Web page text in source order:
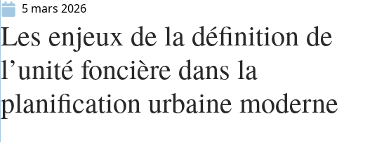
5 mars 2026
Les enjeux de la définition de
l’unité foncière dans la
planification urbaine moderne